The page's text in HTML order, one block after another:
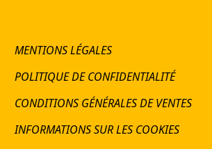
MENTIONS LÉGALES
POLITIQUE DE CONFIDENTIALITÉ
CONDITIONS GÉNÉRALES DE VENTES
INFORMATIONS SUR LES COOKIES